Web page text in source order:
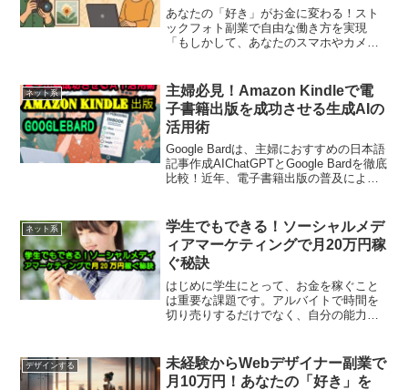
プ
あなたの「好き」がお金に変わる！スト
ックフォト副業で自由な働き方を実現
「もしかして、あなたのスマホやカメラ
しそうな料理、可愛いペット、素敵な日
常のワンシーン。何気なく撮...
ネット系
主婦必見！Amazon Kindleで電
子書籍出版を成功させる生成AIの
活用術
Google Bardは、主婦におすすめの日本語
記事作成AIChatGPTとGoogle Bardを徹底
比較！近年、電子書籍出版の普及によ
は圧倒的なシェアを...
ネット系
学生でもできる！ソーシャルメデ
ィアマーケティングで月20万円稼
ぐ秘訣
はじめに学生にとって、お金を稼ぐこと
は重要な課題です。アルバイトで時間を
切り売りするだけでなく、自分の能力を
イトは時給制のため、どれだけ働いても
収入は限られます。そこで...
デザインする
未経験からWebデザイナー副業で
月10万円！あなたの「好き」を